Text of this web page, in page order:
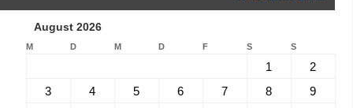
August 2026
M D M D F S S
1
2
3
4 5 6 7 8
9